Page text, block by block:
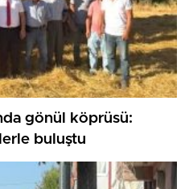
gönül köprüsü:
buluştu